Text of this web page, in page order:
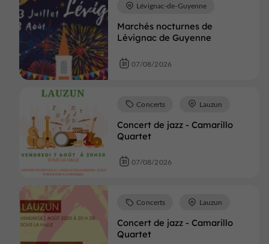
Marchés nocturnes de
Lévignac de Guyenne
Lévignac-de-Guyenne
07/08/2026
Concert de jazz - Camarillo
Quartet
Concerts Lauzun
07/08/2026
Concert de jazz - Camarillo
Quartet
Concerts Lauzun